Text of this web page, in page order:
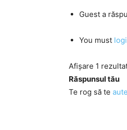
Guest a
You must
Afișare 1
Răspunsul tău
Te rog să te